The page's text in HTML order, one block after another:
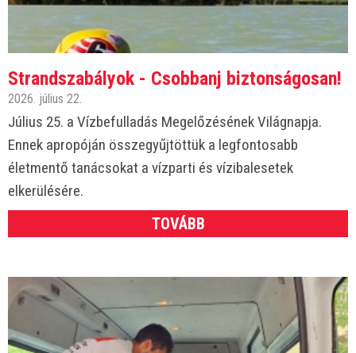
Strandszabályok - Csobbanj biztonságosan!
2026. július 22.
Július 25. a Vízbefulladás Megelőzésének Világnapja.
Ennek apropóján összegyűjtöttük a legfontosabb
életmentő tanácsokat a vízparti és vízibalesetek
elkerülésére.
TOVÁBB